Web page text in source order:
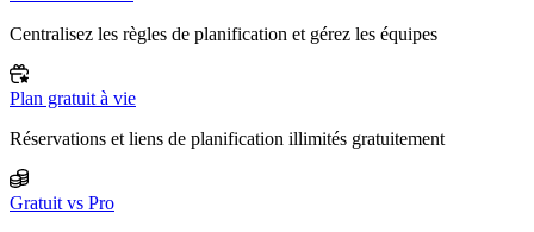
Centralisez les règles de planification et gérez les équipes
Plan gratuit à vie
Réservations et liens de planification illimités gratuitement
Gratuit vs Pro